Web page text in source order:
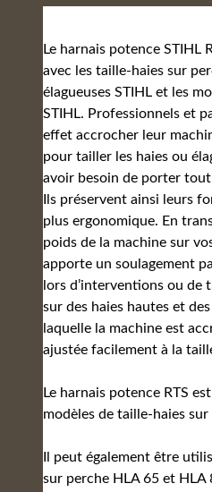
Le harnais potence STIHL
avec les taille-haies sur
élagueuses STIHL et les
STIHL. Professionnels et
effet accrocher leur
pour tailler les haies ou
avoir besoin de porter tout
Ils préservent ainsi leurs
plus ergonomique. En
poids de la machine sur
apporte un soulagement
lors d’interventions ou de
sur des haies hautes et
laquelle la machine est
ajustée facilement à la
Le harnais potence RTS
modèles de taille-haies
Il peut également être
sur perche HLA 65 et HLA